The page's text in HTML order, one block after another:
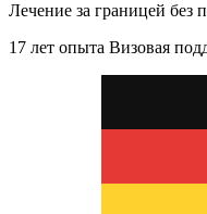
Лечение за границей без
17 лет опыта Визовая